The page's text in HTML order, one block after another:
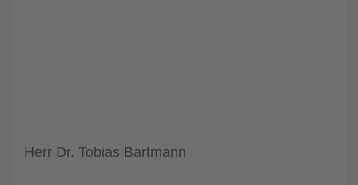
Herr Dr. Tobias Bartmann